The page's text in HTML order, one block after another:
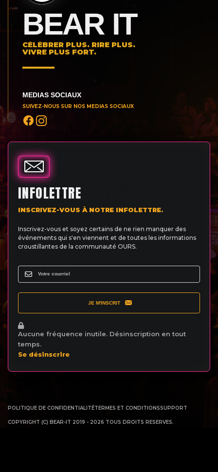
BEAR IT
CÉLÉBRER PLUS. RIRE PLUS.
VIVRE PLUS FORT.
MEDIAS SOCIAUX
SUIVEZ-NOUS SUR NOS MEDIAS SOCIAUX
INFOLETTRE
INSCRIVEZ-VOUS À NOTRE INFOLETTRE.
Inscrivez-vous et soyez certains de ne rien manquer des
événements qui s'en viennent et de toutes les informations
croustillantes de la communauté OURS.
JE M'INSCRIT
Aucune fréquence inutile. Désinscription en tout
temps.
Se désinscrire
POLITIQUE DE CONFIDENTIALITÉTERMES ET CONDITIONSSUPPORT
COPYRIGHT (C) BEAR-IT 2019 - 2026 TOUS DROITS RESERVES.